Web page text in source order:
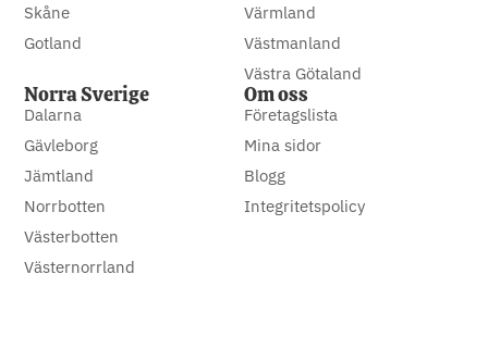
Skåne
Gotland
Värmland
Västmanland
Västra Götaland
Norra Sverige
Dalarna
Gävleborg
Jämtland
Norrbotten
Västerbotten
Västernorrland
Om oss
Företagslista
Mina sidor
Blogg
Integritetspolicy